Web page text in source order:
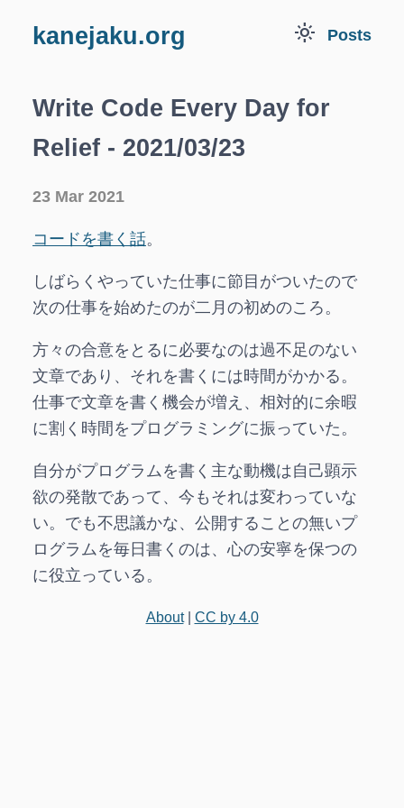
kanejaku.org light_mode Posts
Write Code Every Day for
Relief - 2021/03/23
23 Mar 2021
コードを書く話。
しばらくやっていた仕事に節目がついたので
次の仕事を始めたのが二月の初めのころ。
方々の合意をとるに必要なのは過不足のない
文章であり、それを書くには時間がかかる。
仕事で文章を書く機会が増え、相対的に余暇
に割く時間をプログラミングに振っていた。
自分がプログラムを書く主な動機は自己顕示
欲の発散であって、今もそれは変わっていな
い。でも不思議かな、公開することの無いプ
ログラムを毎日書くのは、心の安寧を保つの
に役立っている。
About| CC by 4.0